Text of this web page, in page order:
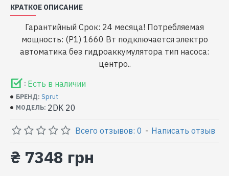
КРАТКОЕ ОПИСАНИЕ
Гарантийный Срок: 24 месяца! Потребляемая
мощность: (P1) 1660 Вт подключается электро
автоматика без гидроаккумулятора тип насоса:
центро..
: Есть в наличии
БРЕНД: Sprut
МОДЕЛЬ: 2DK 20
Всего отзывов: 0 - Написать отзыв
₴ 7348 грн